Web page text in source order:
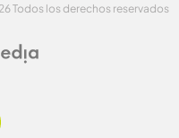
Todos los derechos reservados